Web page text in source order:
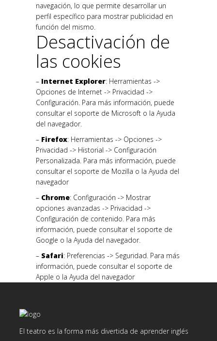
navegación, lo que permite desarrollar un
perfil específico para mostrar publicidad en
función del mismo.
Desactivación de
las cookies
– Internet Explorer: Herramientas ->
Opciones de Internet -> Privacidad ->
Configuración. Para más información, puede
consultar el soporte de Microsoft o la Ayuda
del navegador.
– Firefox: Herramientas -> Opciones ->
Privacidad -> Historial -> Configuración
Personalizada. Para más información, puede
consultar el soporte de Mozilla o la Ayuda del
navegador
– Chrome: Configuración -> Mostrar
opciones avanzadas -> Privacidad ->
Configuración de contenido. Para más
información, puede consultar el soporte de
Google o la Ayuda del navegador.
– Safari: Preferencias -> Seguridad. Para más
información, puede consultar el soporte de
Apple o la Ayuda del navegador
El teatro es la forma más divertida de aprender inglés